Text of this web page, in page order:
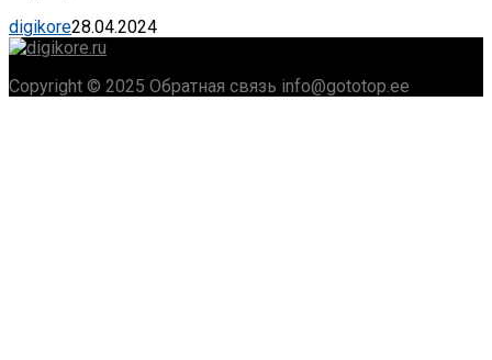
digikore28.04.2024
Copyright © 2025 Обратная связь info@gototop.ee